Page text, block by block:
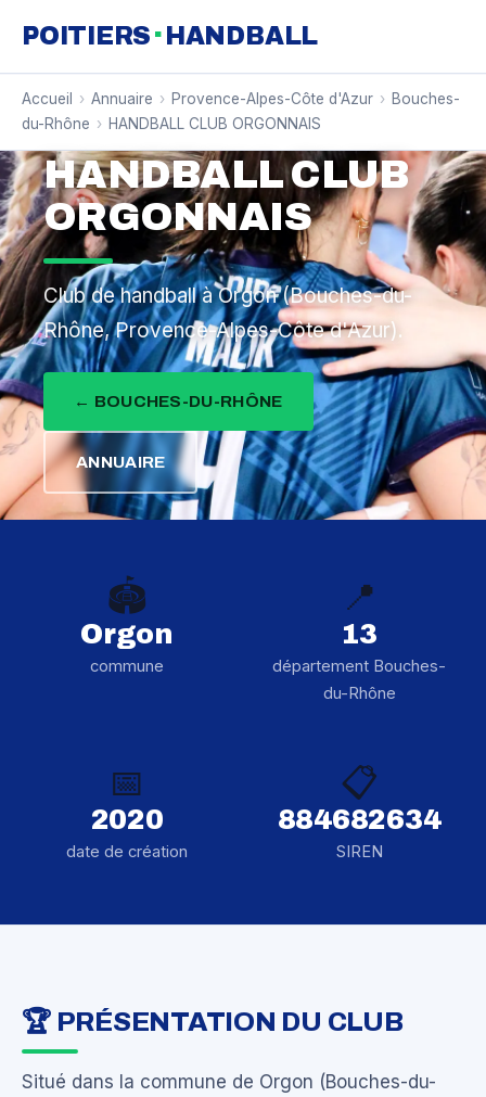
POITIERS · HANDBALL
Accueil › Annuaire › Provence-Alpes-Côte d'Azur › Bouches-
du-Rhône › HANDBALL CLUB ORGONNAIS
HANDBALL CLUB
ORGONNAIS
Club de handball à Orgon (Bouches-du-
Rhône, Provence-Alpes-Côte d'Azur).
← BOUCHES-DU-RHÔNE
ANNUAIRE
🏟️
Orgon
commune
📍
13
département Bouches-
du-Rhône
📅
2020
date de création
📋
884682634
SIREN
🏆 PRÉSENTATION DU CLUB
Situé dans la commune de Orgon (Bouches-du-